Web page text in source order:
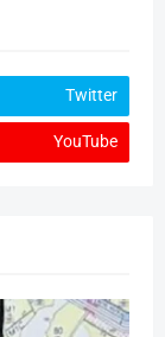
Twitter
YouTube